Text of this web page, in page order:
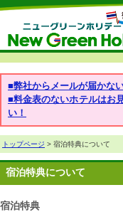
■弊社からメールが届かな
■料金表のないホテルはお
い！
トップページ > 宿泊特典について
宿泊特典について
宿泊特典